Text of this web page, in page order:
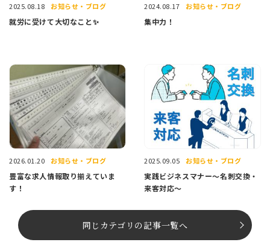
2025.08.18 お知らせ・ブログ
就労に受けて大切なこと✨
2024.08.17 お知らせ・ブログ
集中力！
2026.01.20 お知らせ・ブログ
豊富な求人情報取り揃えていま
す！
2025.09.05 お知らせ・ブログ
実践ビジネスマナー～名刺交換・
来客対応～
同じカテゴリの記事⼀覧へ